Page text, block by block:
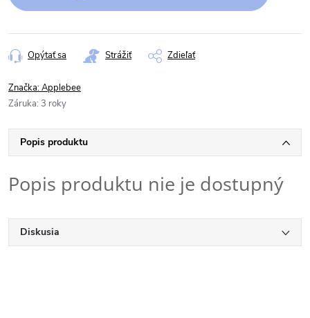
Opýtať sa Strážiť Zdieľať
Značka:Applebee
Záruka: 3 roky
Popis produktu
Popis produktu nie je dostupný
Diskusia